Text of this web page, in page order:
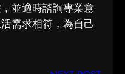
並適時諮詢專業意
需求相符，為自己